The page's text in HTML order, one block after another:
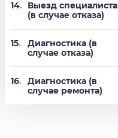
14.
Выезд специалиста
(в случае отказа)
15.
Диагностика (в
случае отказа)
16.
Диагностика (в
случае ремонта)